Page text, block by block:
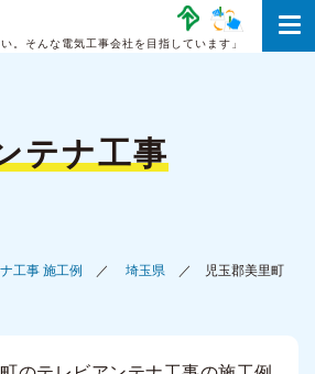
。 そんな電気工事会社を目指しています」
テナ工事
工事 施工例 埼玉県 児玉郡美里町